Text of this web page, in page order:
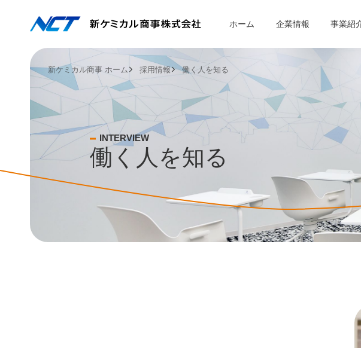
ホーム 企業情報
企業情報
ト
コンプライアンス： コ
事業紹
事業紹介
化学品セグメント 製
取り扱い製品
化学品セグメント 製
サステナビリティ
SDGsへの取り組み
採用情報
仕
中
INTERVIEW
働く人を知る
新ケミカル商事 ホーム 採用情報 働く人を知る